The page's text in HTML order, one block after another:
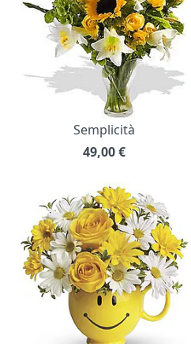
Semplicità
49,00€